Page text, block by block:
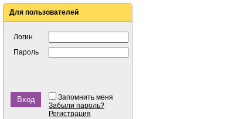
Для пользователей
Логин
Пароль
Запомнить меня
Забыли пароль?
Регистрация